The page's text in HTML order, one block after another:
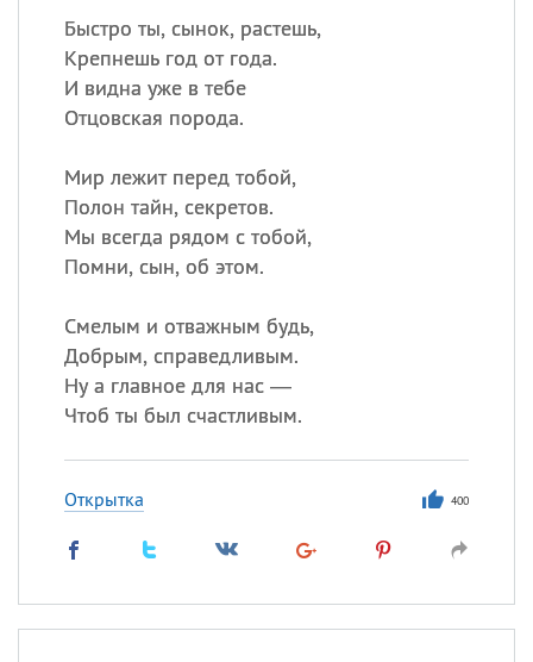
Быстро ты, сынок, растешь,
Крепнешь год от года.
И видна уже в тебе
Отцовская порода.
Мир лежит перед тобой,
Полон тайн, секретов.
Мы всегда рядом с тобой,
Помни, сын, об этом.
Смелым и отважным будь,
Добрым, справедливым.
Ну а главное для нас —
Чтоб ты был счастливым.
Открытка 400